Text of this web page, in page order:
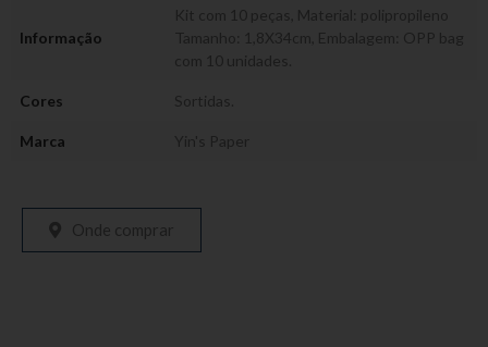
Informação
Kit com 10 peças, Material: polipropileno
Tamanho: 1,8X34cm, Embalagem: OPP bag
com 10 unidades.
Cores Sortidas.
Marca Yin's Paper
Onde comprar